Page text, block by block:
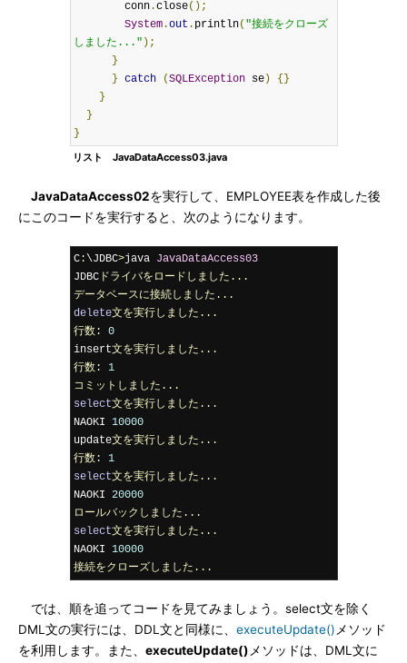
        conn
.close();
System.out . println( "接続をクローズ
しました..." );
}
} catch (SQLException se)
{}
}
}
}
リスト JavaDataAccess03.java
JavaDataAccess02を実行して、EMPLOYEE表を作成した後
にこのコードを実行すると、次のようになります。
C: \JDBC>java JavaDataAccess03
JDBCドライバをロードしました...
データベースに接続しました...
delete文を実行しました...
行数:
0
insert文を実行しました...
行数:
1
コミットしました...
select文を実行しました...
NAOKI 10000
update文を実行しました...
行数:
1
select文を実行しました...
NAOKI 20000
ロールバックしました...
select文を実行しました...
NAOKI 10000
接続をクローズしました...
では、順を追ってコードを見てみましょう。select文を除く
DML文の実行には、DDL文と同様に、 executeUpdate() メソッド
を利用します。また、 executeUpdate() メソッドは、DML文に